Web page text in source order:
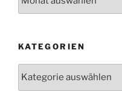
KATEGORIEN